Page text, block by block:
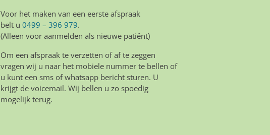
Voor het maken van een eerste afspraak
belt u 0499 – 396 979.
(Alleen voor aanmelden als nieuwe patiënt)
Om een afspraak te verzetten of af te zeggen
vragen wij u naar het mobiele nummer te bellen of
u kunt een sms of whatsapp bericht sturen. U
krijgt de voicemail. Wij bellen u zo spoedig
mogelijk terug.